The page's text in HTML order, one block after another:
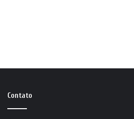
Contato